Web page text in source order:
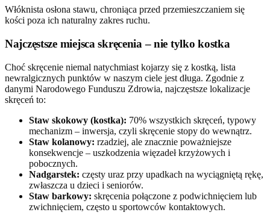
Włóknista osłona stawu, chroniąca przed przemieszczaniem się
kości poza ich naturalny zakres ruchu.
Najczęstsze miejsca skręcenia – nie tylko kostka
Choć skręcenie niemal natychmiast kojarzy się z kostką, lista
newralgicznych punktów w naszym ciele jest długa. Zgodnie z
danymi Narodowego Funduszu Zdrowia, najczęstsze lokalizacje
skręceń to:
Staw skokowy (kostka): 70% wszystkich skręceń, typowy
mechanizm – inwersja, czyli skręcenie stopy do wewnątrz.
Staw kolanowy: rzadziej, ale znacznie poważniejsze
konsekwencje – uszkodzenia więzadeł krzyżowych i
pobocznych.
Nadgarstek: częsty uraz przy upadkach na wyciągniętą rękę,
zwłaszcza u dzieci i seniorów.
Staw barkowy: skręcenia połączone z podwichnięciem lub
zwichnięciem, często u sportowców kontaktowych.